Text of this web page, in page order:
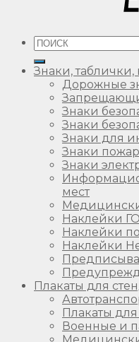
Искать:
Знаки, таблички,
Дорожные
Знаки
Знаки
Знаки для
Знаки
Знаки
мест
Наклейки
Наклейки
Наклейки
Плакаты для
Плакаты
Военные и